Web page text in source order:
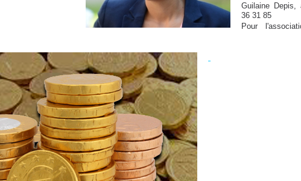
Guilaine
36 31 85
Pour